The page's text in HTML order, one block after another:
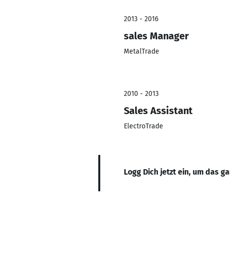
2013 - 2016
sales Manager
MetalTrade
2010 - 2013
Sales Assistant
ElectroTrade
Logg Dich jetzt ein, um das